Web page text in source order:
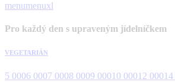
menumenuxl
Pro každý den s upraveným jídelníčkem
VEGETARIÁN
5 0006 0007 0008 0009 00010 00012 000